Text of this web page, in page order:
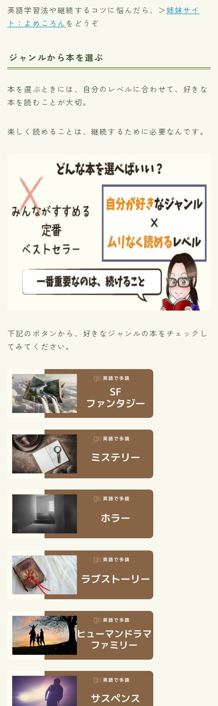
英語学習法や継続するコツに悩んだら、＞姉妹サイ
ト：よめころん をどうぞ
ジャンルから本を選ぶ
本を選ぶときには、自分のレベルに合わせて、好きな
本を読むことが大切。
楽しく読めることは、継続するために必要なんです。
下記のボタンから、好きなジャンルの本をチェックし
てみてください。